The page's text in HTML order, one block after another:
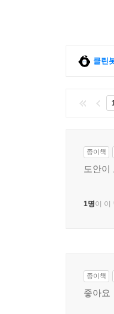
클린
종이책
도안이
1명이 이
종이책
좋아요